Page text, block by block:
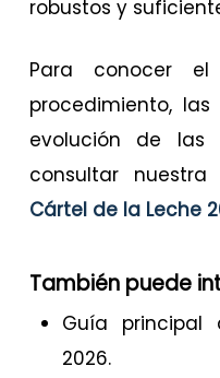
robustos y
Para conocer
procedimiento,
evolución de las
consultar nuestra
Cártel de la Leche
También puede
Guía
2026.